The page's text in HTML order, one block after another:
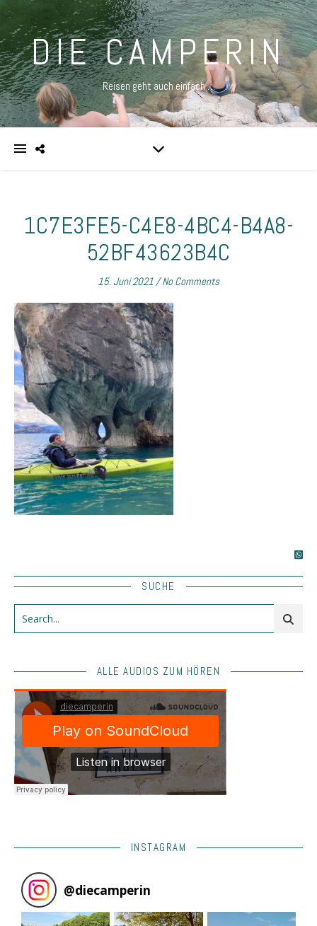
DIE CAMPERIN
Reisen geht auch einfach …
1C7E3FE5-C4E8-4BC4-B4A8-
52BF43623B4C
15. Juni 2021/ No Comments
SUCHE
ALLE AUDIOS ZUM HÖREN
INSTAGRAM
@diecamperin